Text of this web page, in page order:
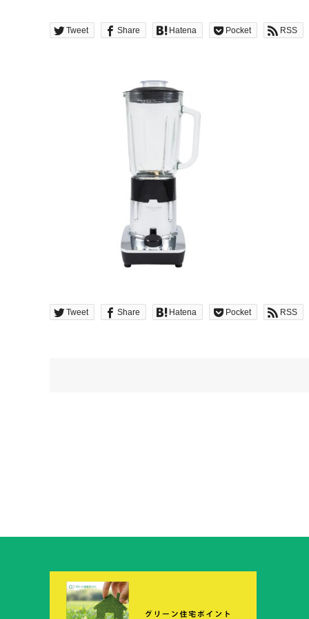
Tweet Share Hatena Pocket RSS
Tweet Share Hatena Pocket RSS